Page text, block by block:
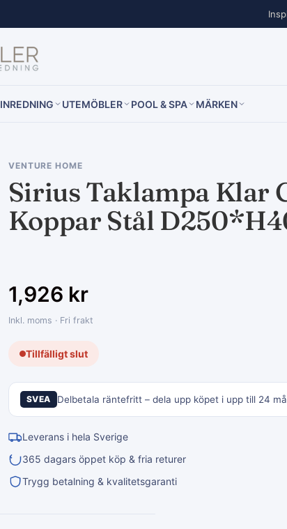
INREDNING UTEMÖBLER POOL & SPA MÄRKEN
VENTURE HOME
Sirius Taklampa Klar
Koppar Stål
1,926 kr
Inkl. moms · Fri frakt
Tillfälligt slut
SVEA Delbetala räntefritt – dela upp köpet i upp till 24
Leverans i hela Sverige
365 dagars öppet köp & fria returer
Trygg betalning & kvalitetsgaranti